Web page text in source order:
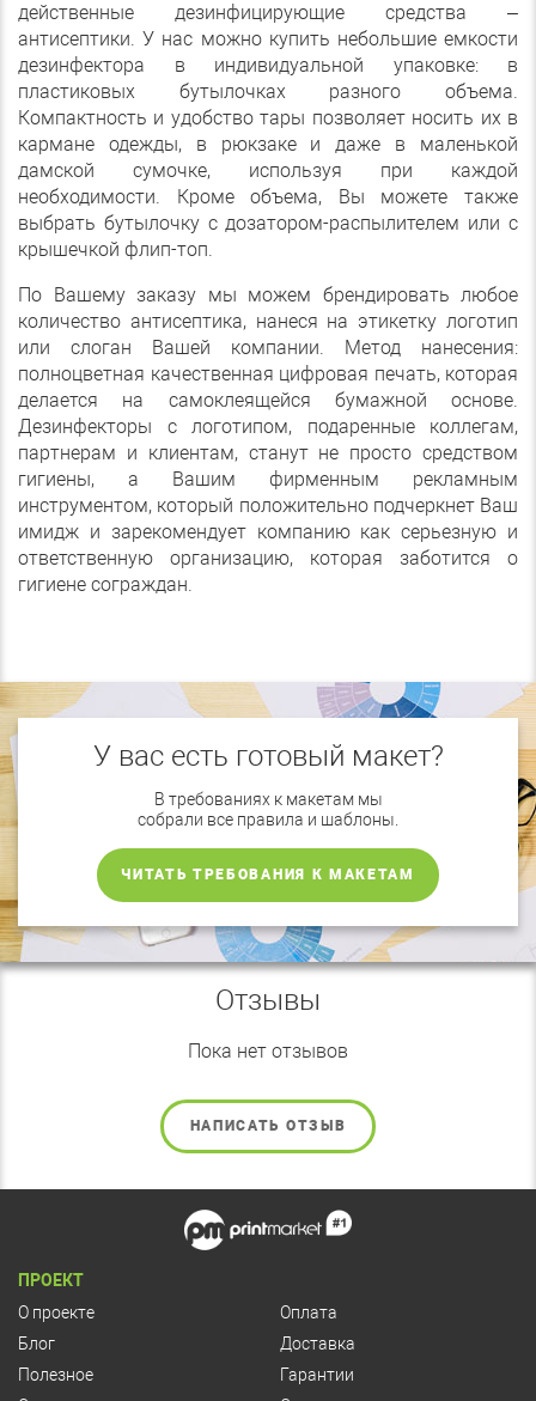
действенные дезинфицирующие средства –
антисептики. У нас можно купить небольшие емкости
дезинфектора в индивидуальной упаковке: в
пластиковых бутылочках разного объема.
Компактность и удобство тары позволяет носить их в
кармане одежды, в рюкзаке и даже в маленькой
дамской сумочке, используя при каждой
необходимости. Кроме объема, Вы можете также
выбрать бутылочку с дозатором-распылителем или с
крышечкой флип-топ.
По Вашему заказу мы можем брендировать любое
количество антисептика, нанеся на этикетку логотип
или слоган Вашей компании. Метод нанесения:
полноцветная качественная цифровая печать, которая
делается на самоклеящейся бумажной основе.
Дезинфекторы с логотипом, подаренные коллегам,
партнерам и клиентам, станут не просто средством
гигиены, а Вашим фирменным рекламным
инструментом, который положительно подчеркнет Ваш
имидж и зарекомендует компанию как серьезную и
ответственную организацию, которая заботится о
гигиене сограждан.
У вас есть готовый макет?
В требованиях к макетам мы
собрали все правила и шаблоны.
ЧИТАТЬ ТРЕБОВАНИЯ К МАКЕТАМ
Отзывы
Пока нет отзывов
НАПИСАТЬ ОТЗЫВ
ПРОЕКТ
О проекте
Блог
Полезное
Оплата
Доставка
Гарантии